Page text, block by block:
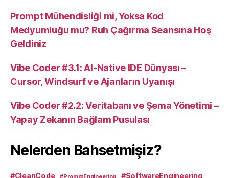
Prompt Mühendisliği mi, Yoksa Kod
Medyumluğu mu? Ruh Çağırma Seansına Hoş
Geldiniz
Vibe Coder #3.1: AI-Native IDE Dünyası –
Cursor, Windsurf ve Ajanların Uyanışı
Vibe Coder #2.2: Veritabanı ve Şema Yönetimi –
Yapay Zekanın Bağlam Pusulası
Nelerden Bahsetmişiz?
#CleanCode #SoftwareEngineering